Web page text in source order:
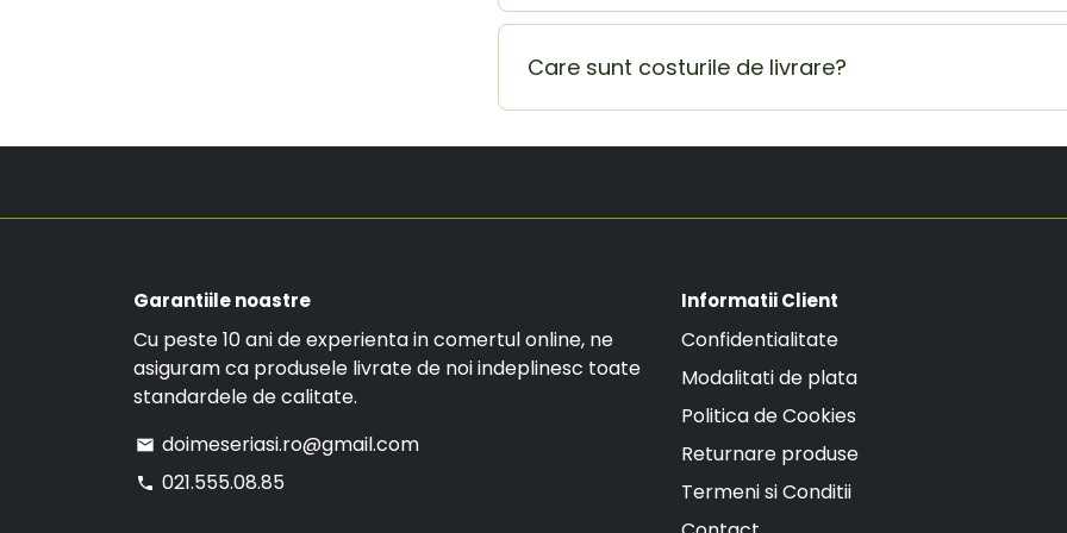
Pentru orice modificare vrei sa aduci comenzii tale sau
de E-mail doimeseriasi.ro@gmail.com sau la numarul de
Care sunt costurile de livrare?
Garantiile noastre
Cu peste 10 ani de experienta in comertul online, ne
asiguram ca produsele livrate de noi indeplinesc toate
standardele de calitate.
email doimeseriasi.ro@gmail.com
phone 021.555.08.85
Informatii Client
Confidentialitate
Modalitati de plata
Politica de Cookies
Returnare produse
Termeni si Conditii